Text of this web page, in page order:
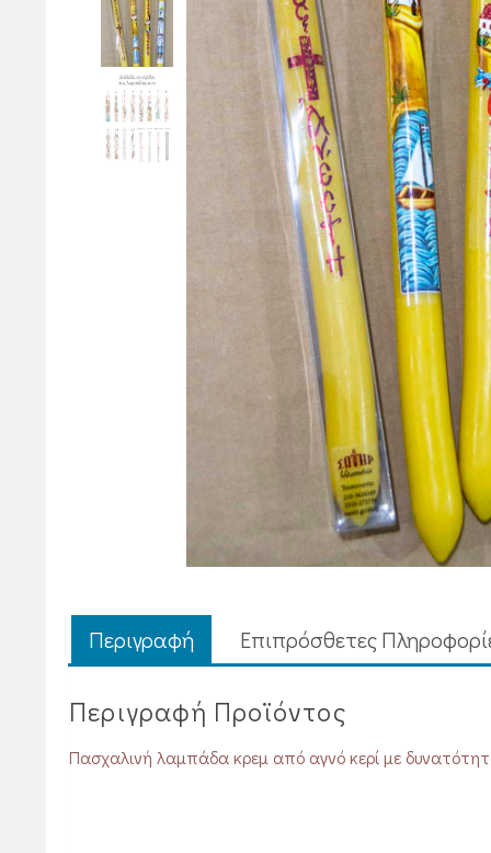
Περιγραφή Επιπρόσθετες
Περιγραφή Προϊόντος
Πασχαλινή λαμπάδα κρεμ από αγνό κερί με